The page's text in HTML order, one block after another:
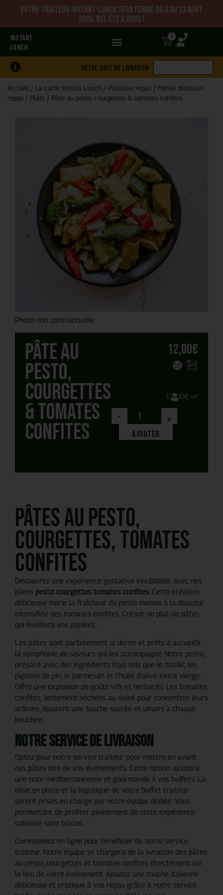
Votre traiteur Instant-Lunch sera fermé du 3 au 23 août
2026. Bel été à vous !
INSTANT
LUNCH
0
Votre date de livraison
Accueil / La carte Instant Lunch / Plateaux repas / Menus plateaux
repas / Plats / Pâte au pesto, courgettes & tomates confites
Photo non contractuelle.
Pâte au
pesto,
courgettes
& tomates
confites
12,00€
12,00€ HT
- +
Ajouter
Pâtes au pesto,
courgettes, tomates
confites
Découvrez une expérience gustative inoubliable avec nos
pâtes pesto courgettes tomates confites . Cette création
délicieuse marie la fraîcheur du pesto maison à la douceur
intensifiée des tomates confites. Créant un plat de pâtes
qui éveillera vos papilles.
Les pâtes sont parfaitement al dente et prêts à accueillir
la symphonie de saveurs qui les accompagne. Notre pesto,
préparé avec des ingrédients frais tels que le basilic, les
pignons de pin, le parmesan et l’huile d’olive extra vierge.
Offre une explosion de goûts vifs et herbacés. Les tomates
confites, lentement séchées au soleil pour concentrer leurs
arômes, ajoutent une touche sucrée et umami à chaque
bouchée.
Notre service de livraison
Optez pour notre service traiteur pour mettre en avant
ces pâtes lors de vos événements. Cette option ajoutera
une note méditerranéenne et gourmande à vos buffets. La
mise en place et la logistique de votre buffet traiteur
seront prises en charge par notre équipe dédiée. Vous
permettant de profiter pleinement de cette expérience
culinaire sans tracas.
Commandez en ligne pour bénéficier de notre service
traiteur. Notre équipe se chargera de la livraison des pâtes
au pesto, courgettes et tomates confites directement sur
le lieu de votre événement. Ajoutez une touche italienne
délicieuse et pratique à vos repas grâce à notre service